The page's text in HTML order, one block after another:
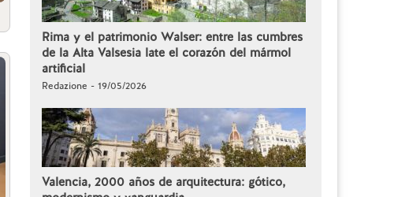
Rima y el patrimonio Walser: entre las cumbres
de la Alta Valsesia late el corazón del mármol
artificial
Redazione - 19/05/2026
Valencia, 2000 años de arquitectura: gótico,